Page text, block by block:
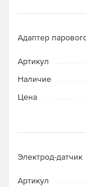
Адаптер
Артикул
Наличие
Цена
Электрод-датчик
Артикул